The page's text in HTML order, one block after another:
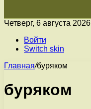
Четверг, 6 августа 2026
Войти
Switch skin
Главная/буряком
буряком